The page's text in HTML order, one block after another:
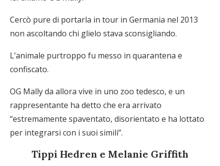
Cercò pure di portarla in tour in Germania nel 2013
non ascoltando chi glielo stava sconsigliando.
L’animale purtroppo fu messo in quarantena e
confiscato.
OG Mally da allora vive in uno zoo tedesco, e un
rappresentante ha detto che era arrivato
“estremamente spaventato, disorientato e ha lottato
per integrarsi con i suoi simili”.
Tippi Hedren e Melanie Griffith